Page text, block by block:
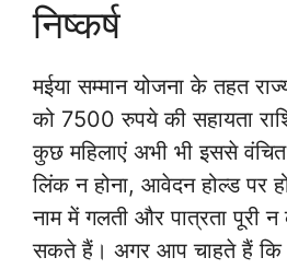
निष्कर्ष
मईया सम्मान योजना के तहत
को 7500 रुपये की सहायता
कुछ महिलाएं अभी भी इससे
लिंक न होना, आवेदन होल्ड पर
नाम में गलती और पात्रता पूरी
सकते हैं। अगर आप चाहते हैं कि